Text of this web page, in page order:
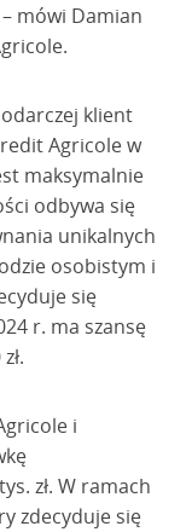
mówi Damian
klient
Agricole w
maksymalnie
odbywa się
unikalnych
osobistym i
się
r. ma szansę
i
zł. W ramach
zdecyduje się